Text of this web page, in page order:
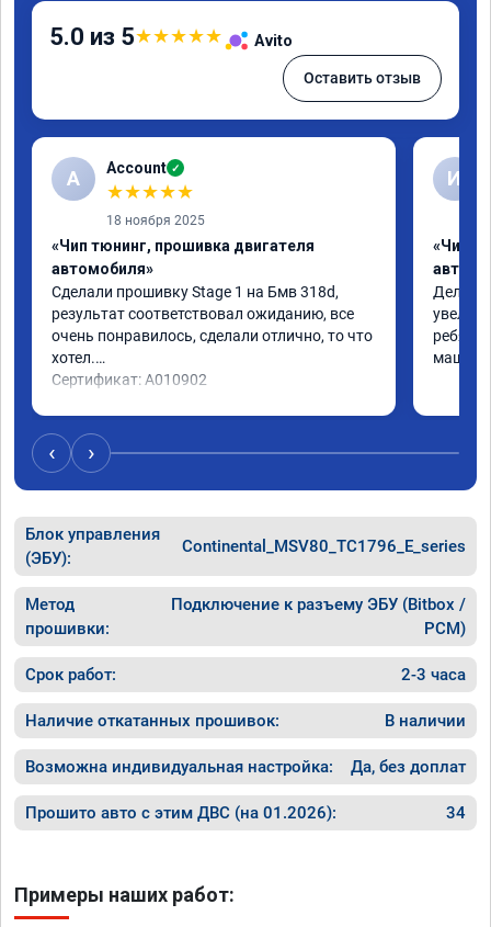
5.0 из 5★★★★★ Avito
Оставить отзыв
A Account ✓
★★★★★
18 ноября 2025
«Чип тюнинг, прошивка двигателя
автомобиля»
Сделали прошивку Stage 1 на Бмв 318d,
результат соответствовал ожиданию, все
очень понравилось, сделали отлично, то что
хотел.
Сертификат: A010902
И
«Чип
Делали
ребята
машина
‹ ›
Блок управления
(ЭБУ):
Continental_MSV80_TC1796_E_series
Метод
прошивки:
Подключение к разъему ЭБУ (Bitbox /
PCM)
Срок работ: 2-3 часа
Наличие откатанных прошивок: В наличии
Возможна индивидуальная настройка: Да, без доплат
Прошито авто с этим ДВС (на 01.2026): 34
Примеры наших работ: